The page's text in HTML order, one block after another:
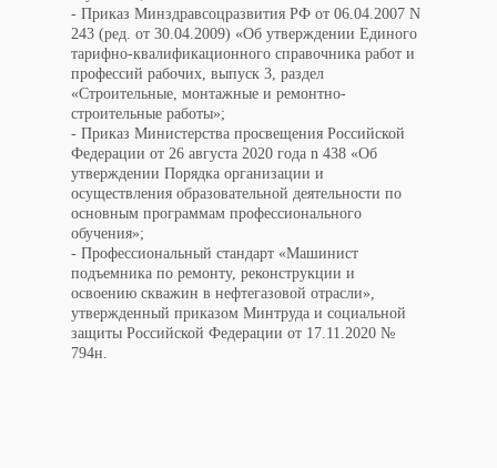
- Приказ Минздравсоцразвития РФ от 06.04.2007 N
243 (ред. от 30.04.2009) «Об утверждении Единого
тарифно-квалификационного справочника работ и
профессий рабочих, выпуск 3, раздел
«Строительные, монтажные и ремонтно-
строительные работы»;
- Приказ Министерства просвещения Российской
Федерации от 26 августа 2020 года n 438 «Об
утверждении Порядка организации и
осуществления образовательной деятельности по
основным программам профессионального
обучения»;
- Профессиональный стандарт «Машинист
подъемника по ремонту, реконструкции и
освоению скважин в нефтегазовой отрасли»,
утвержденный приказом Минтруда и социальной
защиты Российской Федерации от 17.11.2020 №
794н.